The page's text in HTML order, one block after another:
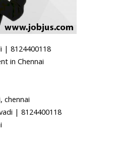
| 8124400118
in Chennai
chennai
| 8124400118